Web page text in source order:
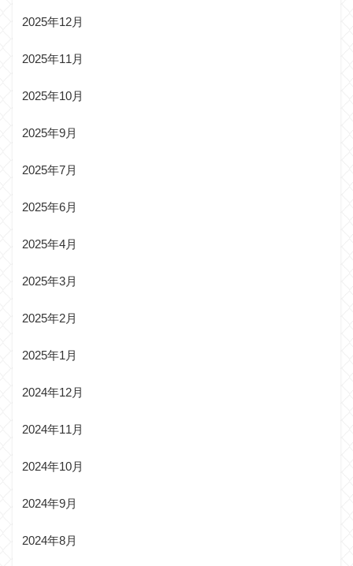
2025年12月
2025年11月
2025年10月
2025年9月
2025年7月
2025年6月
2025年4月
2025年3月
2025年2月
2025年1月
2024年12月
2024年11月
2024年10月
2024年9月
2024年8月